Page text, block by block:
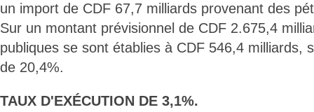
un import de CDF 67,7 milliards provenant des
Sur un montant prévisionnel de CDF 2.675,4
publiques se sont établies à CDF 546,4 milliards,
de 20,4%.
TAUX D'EXÉCUTION DE 3,1%.